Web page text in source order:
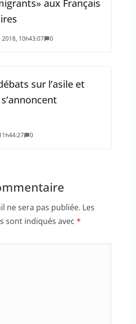
aux Français
10h43:07 0
sur l’asile et
0
ne sera pas publiée. Les
sont indiqués avec *